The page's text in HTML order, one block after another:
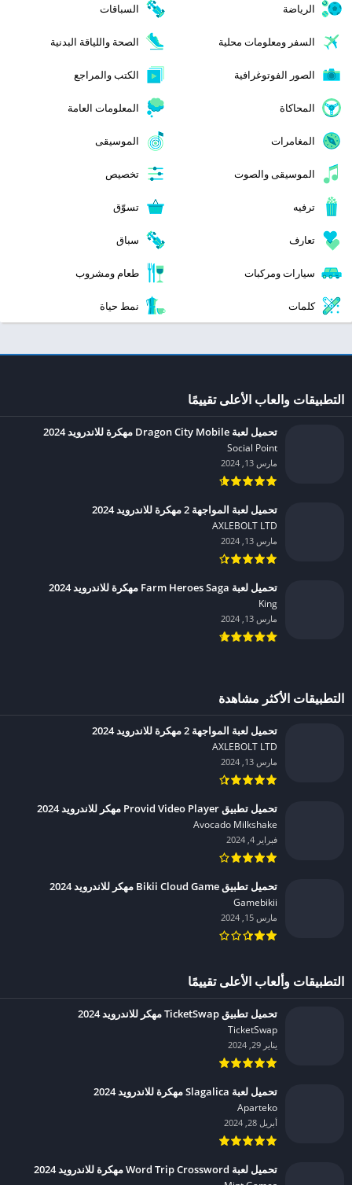
الرياضة السباقات
السفر ومعلومات محلية الصحة واللياقة البدنية
الصور الفوتوغرافية الكتب والمراجع
المحاكاة المعلومات العامة
المغامرات الموسيقى
الموسيقى والصوت تخصيص
ترفيه تسوّق
تعارف سباق
سيارات ومركبات طعام ومشروب
كلمات نمط حياة
التطبيقات والعاب الأعلى تقييمًا
تحميل لعبة Dragon City Mobile مهكرة للاندرويد 2024
Social Point‏
مارس 13, 2024
تحميل لعبة المواجهة 2 مهكرة للاندرويد 2024
AXLEBOLT LTD‏
مارس 13, 2024
تحميل لعبة Farm Heroes Saga مهكرة للاندرويد 2024
King‏
مارس 13, 2024
التطبيقات الأكثر مشاهدة
تحميل لعبة المواجهة 2 مهكرة للاندرويد 2024
AXLEBOLT LTD‏
مارس 13, 2024
تحميل تطبيق Provid Video Player مهكر للاندرويد 2024
Avocado Milkshake‏
فبراير 4, 2024
تحميل تطبيق Bikii Cloud Game مهكر للاندرويد 2024
Gamebikii‏
مارس 15, 2024
التطبيقات وألعاب الأعلى تقييمًا
تحميل تطبيق TicketSwap مهكر للاندرويد 2024
TicketSwap‏
يناير 29, 2024
تحميل لعبة Slagalica مهكرة للاندرويد 2024
Aparteko‏
أبريل 28, 2024
تحميل لعبة Word Trip Crossword مهكرة للاندرويد 2024